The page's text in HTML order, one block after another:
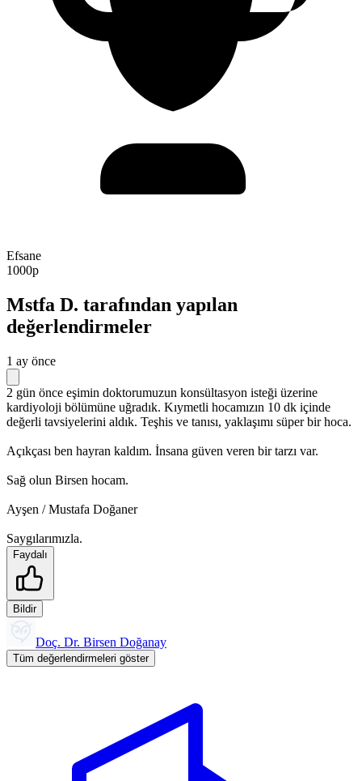
Efsane
1000p
Mstfa D. tarafından yapılan
değerlendirmeler
1 ay önce
2 gün önce eşimin doktorumuzun konsültasyon isteği üzerine
kardiyoloji bölümüne uğradık. Kıymetli hocamızın 10 dk içinde
değerli tavsiyelerini aldık. Teşhis ve tanısı, yaklaşımı süper bir hoca.
Açıkçası ben hayran kaldım. İnsana güven veren bir tarzı var.
Sağ olun Birsen hocam.
Ayşen / Mustafa Doğaner
Saygılarımızla.
Faydalı
Bildir
Doç. Dr. Birsen Doğanay
Tüm değerlendirmeleri göster